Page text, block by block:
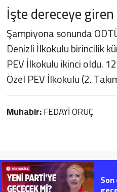
İşte dereceye
Şampiyona sonunda
Denizli İlkokulu birincilik
PEV İlkokulu ikinci oldu.
Özel PEV İlkokulu (2.
Muhabir:FEDAYİ ORUÇ